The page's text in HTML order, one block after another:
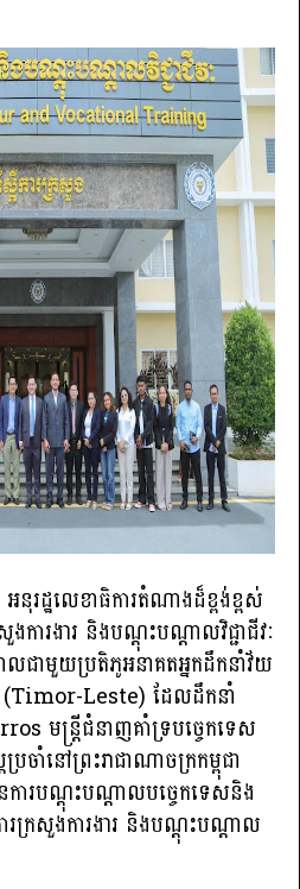
រដ្ឋលេខាធិការតំណាងដ៏ខ្ពង់ខ្ពស់
ារងារ និងបណ្តុះបណ្តាលវិជ្ជាជីវៈ
មួយប្រតិភូអនាគតអ្នកដឹកនាំវ័យ
(Timor-Leste) ដែលដឹកនាំ
មន្ត្រីជំនាញគាំទ្របច្ចេកទេស
រចាំនៅព្រះរាជាណាចក្រកម្ពុជា
ារបណ្ដុះបណ្ដាលបច្ចេកទេសនិង
ារក្រសួងការងារ និងបណ្តុះបណ្តាល